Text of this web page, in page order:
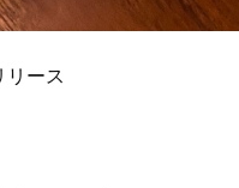
ース